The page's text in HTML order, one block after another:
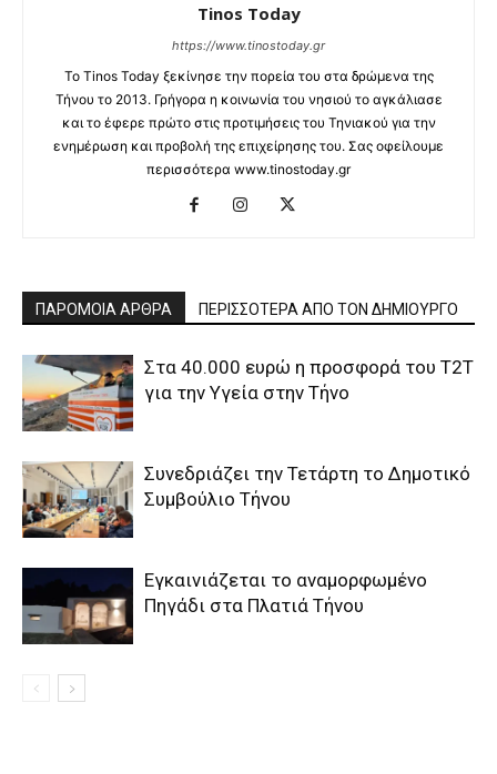
Tinos Today
https://www.tinostoday.gr
Το Tinos Today ξεκίνησε την πορεία του στα δρώμενα της
Τήνου το 2013. Γρήγορα η κοινωνία του νησιού το αγκάλιασε
και το έφερε πρώτο στις προτιμήσεις του Τηνιακού για την
ενημέρωση και προβολή της επιχείρησης του. Σας οφείλουμε
περισσότερα www.tinostoday.gr
ΠΑΡΟΜΟΙΑ ΑΡΘΡΑ ΠΕΡΙΣΣΟΤΕΡΑ ΑΠΟ ΤΟΝ ΔΗΜΙΟΥΡΓΟ
Στα 40.000 ευρώ η προσφορά του T2T
για την Υγεία στην Τήνο
Συνεδριάζει την Τετάρτη το Δημοτικό
Συμβούλιο Τήνου
Εγκαινιάζεται το αναμορφωμένο
Πηγάδι στα Πλατιά Τήνου